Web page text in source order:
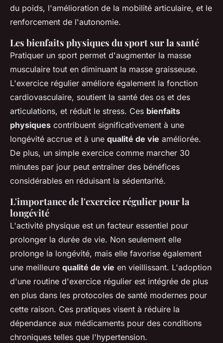
du poids, l'amélioration de la mobilité articulaire, et le
renforcement de l'autonomie.
Les bienfaits physiques du sport sur la santé
Pratiquer un sport permet d'augmenter la masse
musculaire tout en diminuant la masse graisseuse.
L'exercice régulier améliore également la fonction
cardiovasculaire, soutient la santé des os et des
articulations, et réduit le stress. Ces bienfaits
physiques contribuent significativement à une
longévité accrue et à une qualité de vie améliorée.
De plus, un simple exercice comme marcher 30
minutes par jour peut entraîner des bénéfices
considérables en réduisant la sédentarité.
L'importance de l'exercice régulier pour la
longévité
L'activité physique est un facteur essentiel pour
prolonger la durée de vie. Non seulement elle
prolonge la longévité, mais elle favorise également
une meilleure qualité de vie en vieillissant. L'adoption
d'une routine d'exercice régulier est intégrée de plus
en plus dans les protocoles de santé modernes pour
cette raison. Ces pratiques visent à réduire la
dépendance aux médicaments pour des conditions
chroniques telles que l'hypertension.